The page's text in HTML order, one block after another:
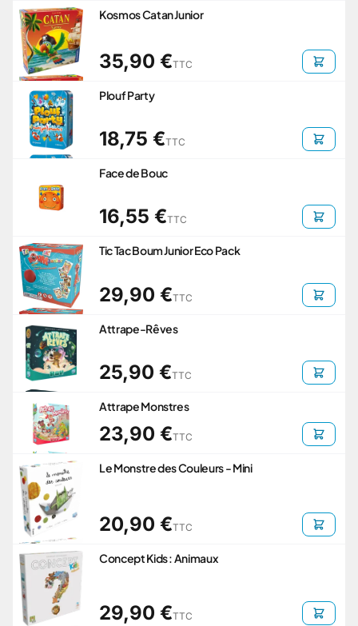
Kosmos Catan Junior
35,90 €TTC
Plouf Party
18,75 €TTC
Face de Bouc
16,55 €TTC
Tic Tac Boum Junior Eco Pack
29,90 €TTC
Attrape-Rêves
25,90 €TTC
Attrape Monstres
23,90 €TTC
Le Monstre des Couleurs - Mini
20,90 €TTC
Concept Kids : Animaux
29,90 €TTC